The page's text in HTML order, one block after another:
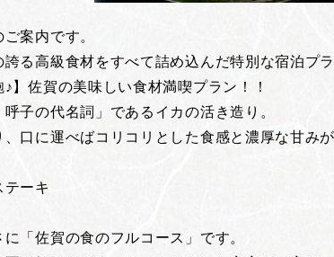
案内です。
る高級食材をすべて詰め込んだ特別な宿泊プ
】佐賀の美味しい食材満喫プラン！！
子の代名詞」であるイカの活き造り。
口に運べばコリコリとした食感と濃厚な甘みが
テーキ
「佐賀の食のフルコース」です。